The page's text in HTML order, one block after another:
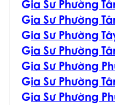
Gia Sư Phường
Gia Sư Phường
Gia Sư Phường
Gia Sư Phường
Gia Sư Phường
Gia Sư Phường
Gia Sư Phường